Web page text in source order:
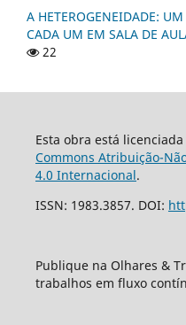
A HETEROGENEIDADE:
CADA UM EM SALA DE
22
Esta obra está
Commons Atribuição-
4.0 Internacional.
ISSN: 1983.3857. DOI:
Publique na Olhares &
trabalhos em fluxo